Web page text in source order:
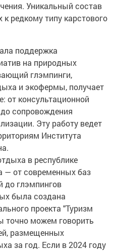
Уникальный состав
редкому типу карстового
поддержка
на природных
глэмпинги,
и экофермы, получает
от консультационной
сопровождения
Эту работу ведет
Института
в республике
— от современных баз
до глэмпингов
была создана
проекта "Туризм
точно можем говорить
размещенных
за год. Если в 2024 году